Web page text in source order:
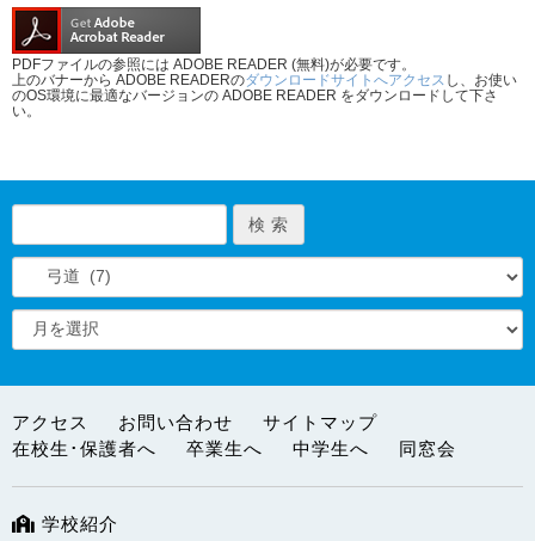
PDFファイルの参照には ADOBE READER (無料)が必要です。
上のバナーから ADOBE READERのダウンロードサイトへアクセス し、お使い
のOS環境に最適なバージョンの ADOBE READER をダウンロードして下さ
い。
アクセス お問い合わせ
サイトマップ
在校生･保護者へ
卒業生へ 中学生へ 同窓会
学校紹介